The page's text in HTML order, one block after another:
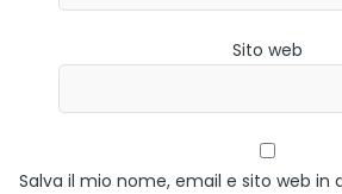
Sito web
Salva il mio nome, email e sito web in